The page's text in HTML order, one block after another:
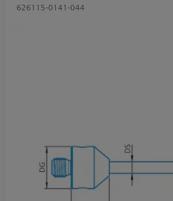
626115-0141-044